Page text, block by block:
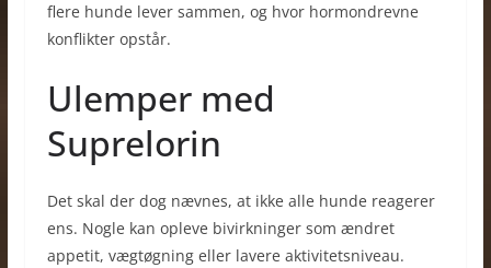
flere hunde lever sammen, og hvor hormondrevne
konflikter opstår.
Ulemper med
Suprelorin
Det skal der dog nævnes, at ikke alle hunde reagerer
ens. Nogle kan opleve bivirkninger som ændret
appetit, vægtøgning eller lavere aktivitetsniveau.